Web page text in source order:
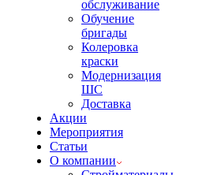
обслуживание
Обучение
бригады
Колеровка
краски
Модернизация
ШС
Доставка
Акции
Мероприятия
Статьи
О компании